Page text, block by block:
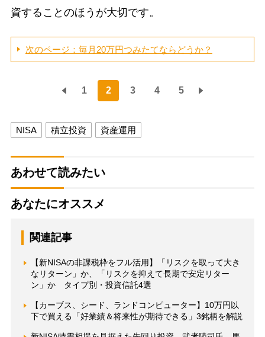
資することのほうが大切です。
次のページ：毎月20万円つみたてならどうか？
1 2 3 4 5
NISA 積立投資 資産運用
あわせて読みたい
あなたにオススメ
関連記事
【新NISAの非課税枠をフル活用】「リスクを取って大き
なリターン」か、「リスクを抑えて長期で安定リター
ン」か タイプ別・投資信託4選
【カーブス、シード、ランドコンピューター】10万円以
下で買える「好業績＆将来性が期待できる」3銘柄を解説